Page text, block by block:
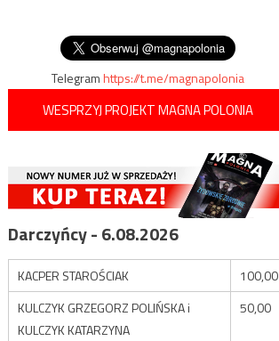
Telegramhttps://t.me/magnapolonia
WESPRZYJ PROJEKT MAGNA POLONIA
Darczyńcy - 6.08.2026
KACPER STAROŚCIAK
100,00
KULCZYK GRZEGORZ POLIŃSKA i
KULCZYK KATARZYNA
50,00